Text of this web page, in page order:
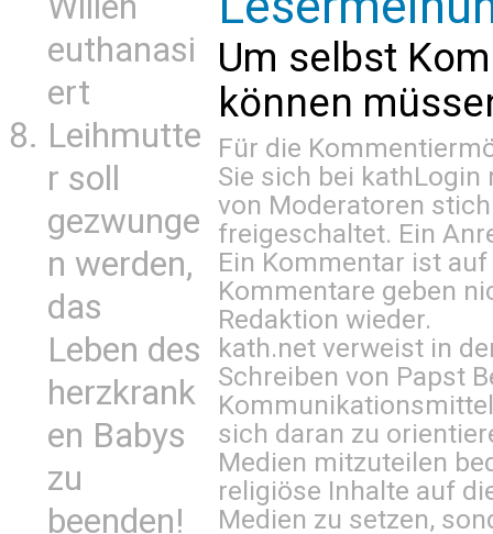
euthanasi
ert
Leihmutte
r soll
gezwunge
n werden,
das
Leben des
herzkrank
en Babys
zu
beenden!
Um selbst
können
Für die
Sie sich bei kathLogin
von Moderatoren
freigeschaltet. Ein
Ein Kommentar ist
Kommentare geben
Redaktion wieder.
kath.net verweist in
Schreiben von Papst
sich daran zu
Medien mitzuteilen
religiöse Inhalte auf
Medien zu setzen,